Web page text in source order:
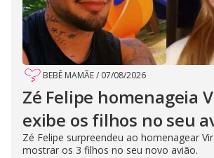
BEBÊ MAMÃE/ 07/08/2026
Zé Felipe homenageia
exibe os filhos no seu
Zé Felipe surpreendeu ao homenagear
mostrar os 3 filhos no seu novo avião.